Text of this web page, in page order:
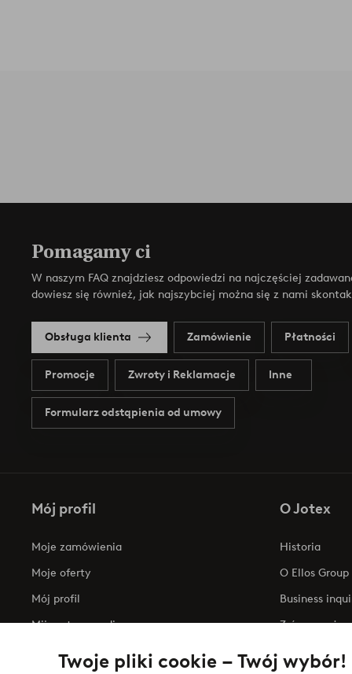
Twoje pliki cookie – Twój wybór!
Pomagamy ci
W naszym FAQ znajdziesz odpowiedzi na najczęściej
dowiesz się również, jak najszybciej można się z nami
Obsługa klienta Zamówienie Płatności
Promocje Zwroty i Reklamacje Inne
Formularz odstąpienia od umowy
Mój profil
Moje zamówienia
Moje oferty
Mój profil
Mijn retourzendingen
O Jotex
Historia
O Ellos Group
Business